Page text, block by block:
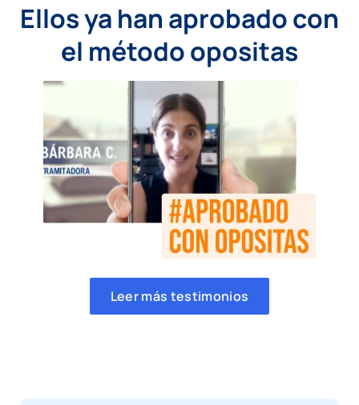
Ellos ya han aprobado con
el método opositas
Leer más testimonios